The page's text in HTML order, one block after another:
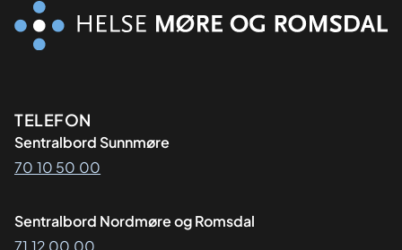
Kontaktinformasjon
TELEFON
Sentralbord Sunnmøre
70 10 50 00
Sentralbord Nordmøre og Romsdal
71 12 00 00